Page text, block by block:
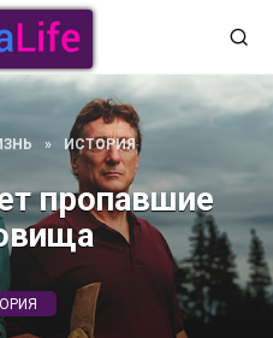
» ИСТОРИЯ
пропавшие